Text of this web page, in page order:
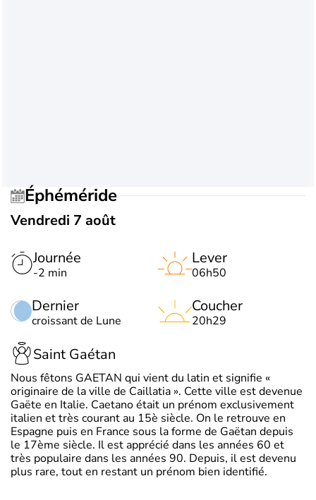
Éphéméride
Vendredi 7 août
Journée
-2 min
Dernier
croissant de Lune
Lever
06h50
Coucher
20h29
Saint Gaétan
Nous fêtons GAETAN qui vient du latin et signifie «
originaire de la ville de Caillatia ». Cette ville est devenue
Gaëte en Italie. Caetano était un prénom exclusivement
italien et très courant au 15è siècle. On le retrouve en
Espagne puis en France sous la forme de Gaëtan depuis
le 17ème siècle. Il est apprécié dans les années 60 et
très populaire dans les années 90. Depuis, il est devenu
plus rare, tout en restant un prénom bien identifié.